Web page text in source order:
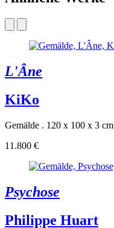
L'Âne
KiKo
Gemälde . 120 x 100 x 3 cm
11.800 €
Psychose
Philippe Huart